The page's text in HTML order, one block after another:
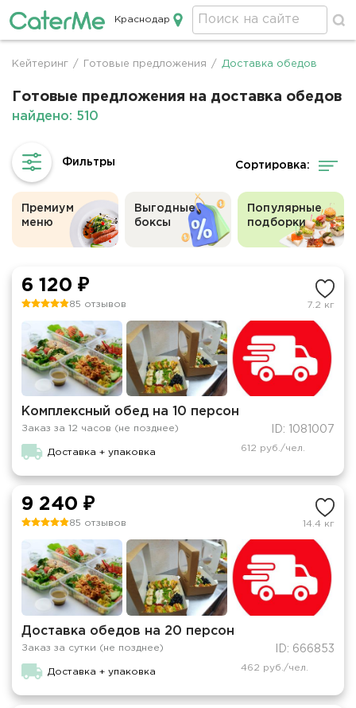
Кейтеринг в Краснодаре
Краснодар
Строка
Кейтеринг / Готовые предложения / Доставка обедов
Готовые предложения на доставка обедов
найдено: 510
Сортировка:
Премиум
меню
Выгодные
боксы
Популярные
подборки
6 120 ₽
85 отзывов 7.2 кг
Комплексный обед на 10 персон
Заказ за 12 часов (не позднее) ID: 1081007
Доставка + упаковка 612 руб./чел.
9 240 ₽
85 отзывов 14.4 кг
Доставка обедов на 20 персон
Заказ за сутки (не позднее) ID: 666853
Доставка + упаковка 462 руб./чел.